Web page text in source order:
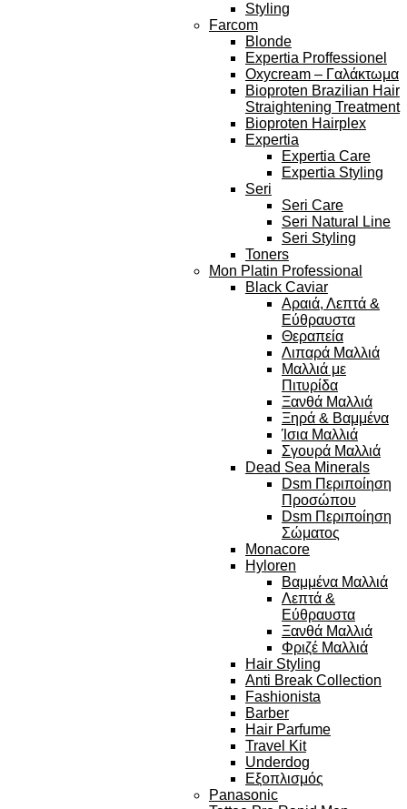
Styling
Farcom
Blonde
Expertia Proffessionel
Oxycream – Γαλάκτωμα
Bioproten Brazilian Hair
Straightening Treatment
Bioproten Hairplex
Expertia
Expertia Care
Expertia Styling
Seri
Seri Care
Seri Natural Line
Seri Styling
Toners
Mon Platin Professional
Black Caviar
Αραιά, Λεπτά &
Εύθραυστα
Θεραπεία
Λιπαρά Μαλλιά
Μαλλιά με
Πιτυρίδα
Ξανθά Μαλλιά
Ξηρά & Βαμμένα
Ίσια Μαλλιά
Σγουρά Μαλλιά
Dead Sea Minerals
Dsm Περιποίηση
Προσώπου
Dsm Περιποίηση
Σώματος
Monacore
Hyloren
Βαμμένα Μαλλιά
Λεπτά &
Εύθραυστα
Ξανθά Μαλλιά
Φριζέ Μαλλιά
Hair Styling
Anti Break Collection
Fashionista
Barber
Hair Parfume
Travel Kit
Underdog
Εξοπλισμός
Panasonic